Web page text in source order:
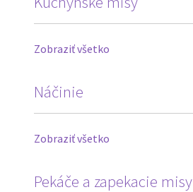
Zobraziť všetko
Náčinie
Zobraziť všetko
Pekáče a zapekacie misy